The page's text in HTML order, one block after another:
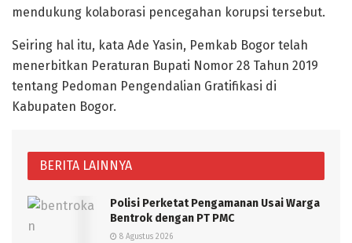
mendukung kolaborasi pencegahan korupsi tersebut.
Seiring hal itu, kata Ade Yasin, Pemkab Bogor telah
menerbitkan Peraturan Bupati Nomor 28 Tahun 2019
tentang Pedoman Pengendalian Gratifikasi di
Kabupaten Bogor.
BERITA LAINNYA
Polisi Perketat Pengamanan Usai Warga
Bentrok dengan PT PMC
8 Agustus 2026